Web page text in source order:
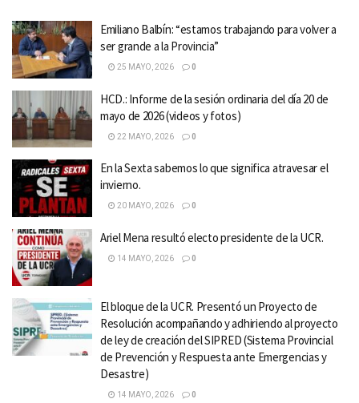
Emiliano Balbín: “estamos trabajando para volver a
ser grande a la Provincia”
25 MAYO, 2026 0
HCD.: Informe de la sesión ordinaria del día 20 de
mayo de 2026 (videos y fotos)
22 MAYO, 2026 0
En la Sexta sabemos lo que significa atravesar el
invierno.
20 MAYO, 2026 0
Ariel Mena resultó electo presidente de la UCR.
14 MAYO, 2026 0
El bloque de la UCR. Presentó un Proyecto de
Resolución acompañando y adhiriendo al proyecto
de ley de creación del SIPRED (Sistema Provincial
de Prevención y Respuesta ante Emergencias y
Desastre)
14 MAYO, 2026 0